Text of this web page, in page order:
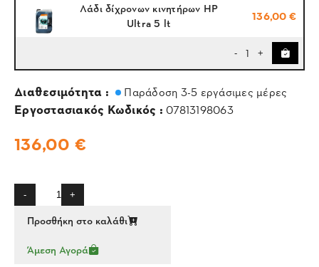
Λάδι δίχρονων κινητήρων HP
Ultra 5 lt
136,00 €
- 1 +
Διαθεσιμότητα : Παράδοση 3-5 εργάσιμες μέρες
Εργοστασιακός Κωδικός : 07813198063
136,00 €
- +
Προσθήκη στο καλάθι
Άμεση Αγορά